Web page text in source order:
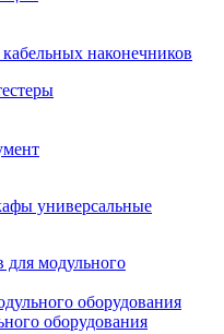
наконечников
универсальные
модульного
оборудования
оборудования